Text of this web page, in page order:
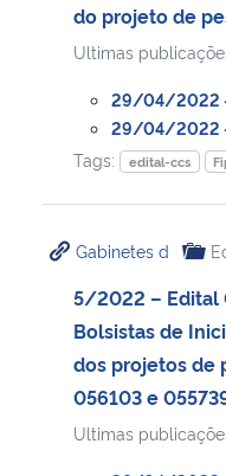
do projeto de
Ultimas
29/04/2022 –
29/04/2022 –
Tags:
edital-ccs
Gabinetes d
5/2022 – Edital
Bolsistas de
dos projetos de
056103 e
Ultimas